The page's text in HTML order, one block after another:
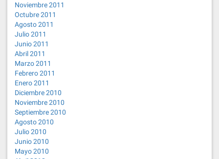
Noviembre 2011
Octubre 2011
Agosto 2011
Julio 2011
Junio 2011
Abril 2011
Marzo 2011
Febrero 2011
Enero 2011
Diciembre 2010
Noviembre 2010
Septiembre 2010
Agosto 2010
Julio 2010
Junio 2010
Mayo 2010